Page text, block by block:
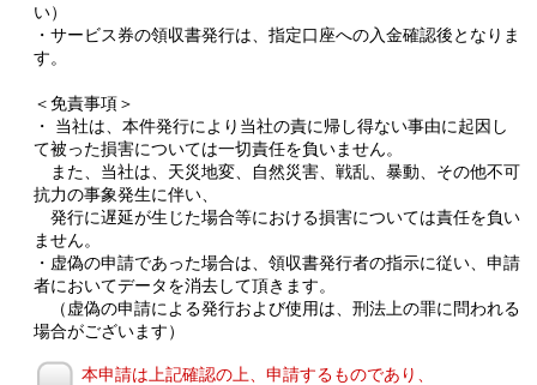
い）
・サービス券の領収書発行は、指定口座への入金確認後となりま
す。
＜免責事項＞
・ 当社は、本件発行により当社の責に帰し得ない事由に起因し
て被った損害については一切責任を負いません。
また、当社は、天災地変、自然災害、戦乱、暴動、その他不可
抗力の事象発生に伴い、
発行に遅延が生じた場合等における損害については責任を負い
ません。
・虚偽の申請であった場合は、領収書発行者の指示に従い、申請
者においてデータを消去して頂きます。
（虚偽の申請による発行および使用は、刑法上の罪に問われる
場合がございます）
本申請は上記確認の上、申請するものであり、